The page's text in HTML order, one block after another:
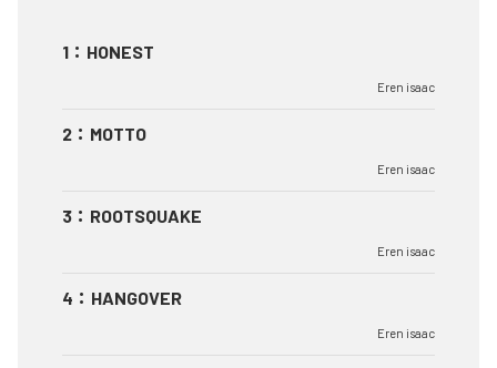
1 ： HONEST
Eren isaac
2 ： MOTTO
Eren isaac
3 ： ROOTSQUAKE
Eren isaac
4 ： HANGOVER
Eren isaac